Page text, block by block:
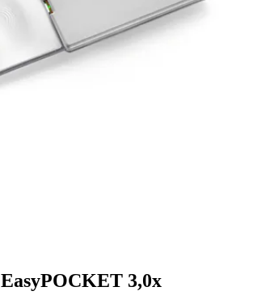
EasyPOCKET 3,0x